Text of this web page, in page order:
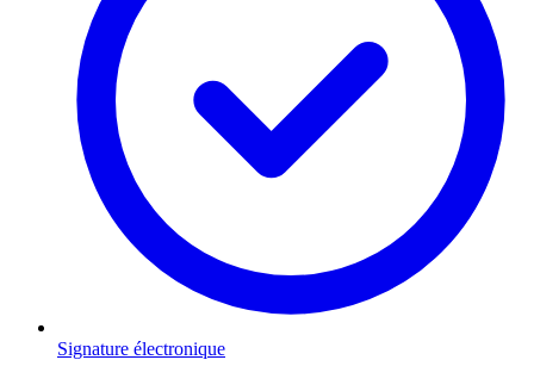
Signature électronique